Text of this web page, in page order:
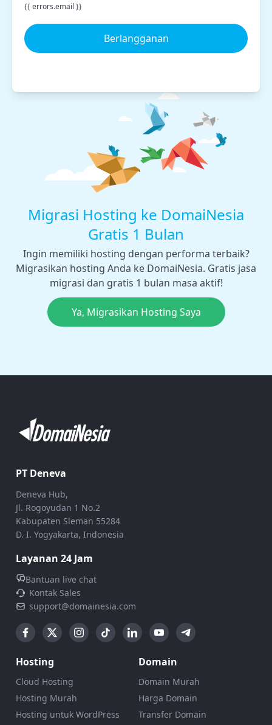
{{ errors.email }}
Berlangganan
Migrasi Hosting ke DomaiNesia
Gratis 1 Bulan
Ingin memiliki hosting dengan performa terbaik?
Migrasikan hosting Anda ke DomaiNesia. Gratis jasa
migrasi dan gratis 1 bulan masa aktif!
Ya, Migrasikan Hosting Saya
PT Deneva
Deneva Hub,
Jl. Rogoyudan 1 No.2
Kabupaten Sleman 55284
D. I. Yogyakarta, Indonesia
Layanan 24 Jam
Bantuan live chat
Kontak Sales
support@domainesia.com
Hosting
Cloud Hosting
Hosting Murah
Hosting untuk WordPress
Domain
Domain Murah
Harga Domain
Transfer Domain